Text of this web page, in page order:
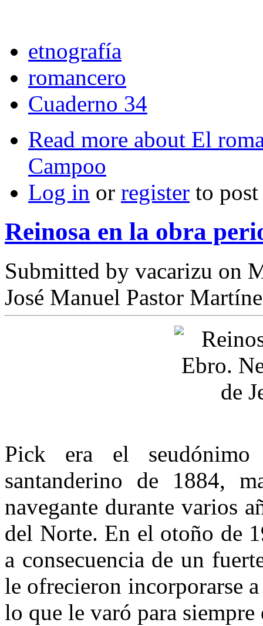
etnografía
romancero
Cuaderno 34
Read more about El
Campoo
Log in or register to
Reinosa en la obra
Submitted by vacarizu on
José Manuel Pastor
Pick era el
santanderino de 1884,
navegante durante varios
del Norte. En el otoño de
a consecuencia de un
le ofrecieron incorporarse
lo que le varó para